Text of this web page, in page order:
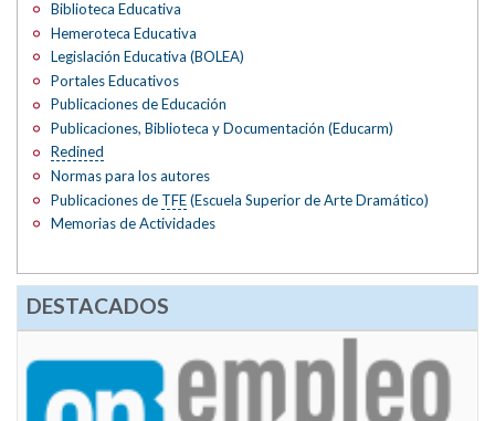
Biblioteca Educativa
Hemeroteca Educativa
Legislación Educativa (BOLEA)
Portales Educativos
Publicaciones de Educación
Publicaciones, Biblioteca y Documentación (Educarm)
Redined
Normas para los autores
Publicaciones de TFE(Escuela Superior de Arte Dramático)
Memorias de Actividades
DESTACADOS